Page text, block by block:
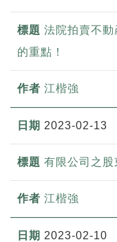
法院拍賣不
的重點！
江楷強
2023-02-13
有限公司之股
江楷強
2023-02-10